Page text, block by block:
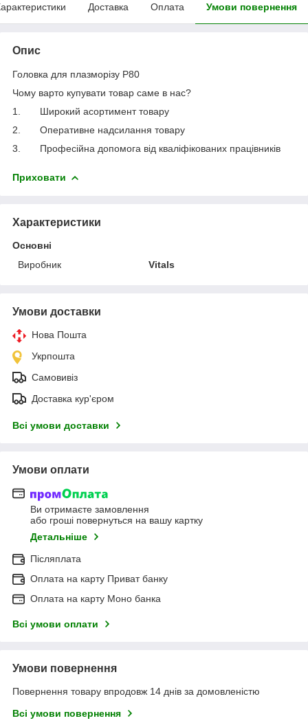
Доставка Оплата Умови повернення
Опис
Головка для плазморізу P80
Чому варто купувати товар саме в нас?
1.
Широкий асортимент товару
2.
Оперативне надсилання товару
3.
Професійна допомога від кваліфікованих працівників
Приховати
Характеристики
Основні
Виробник
Vitals
Умови доставки
Нова Пошта
Укрпошта
Самовивіз
Доставка кур'єром
Всі умови доставки
Умови оплати
Ви отримаєте замовлення
або гроші повернуться на вашу картку
Детальніше
Післяплата
Оплата на карту Приват банку
Оплата на карту Моно банка
Всі умови оплати
Умови повернення
Повернення товару впродовж 14 днів за домовленістю
Всі умови повернення